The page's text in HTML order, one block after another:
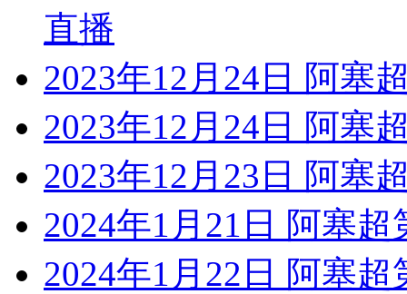
直播
2023年12月24日 阿塞
2023年12月24日 阿塞
2023年12月23日 阿塞
2024年1月21日 阿塞
2024年1月22日 阿塞